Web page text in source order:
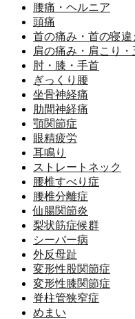
腰痛・ヘルニア
頭痛
首の痛み・首の寝違
肩の痛み・肩こり・
肘・膝・手首
ぎっくり腰
坐骨神経痛
肋間神経痛
顎関節症
眼精疲労
耳鳴り
ストレートネック
腰椎すべり症
腰椎分離症
仙腸関節炎
梨状筋症候群
シーバー病
外反母趾
変形性股関節症
変形性膝関節症
脊柱管狭窄症
めまい